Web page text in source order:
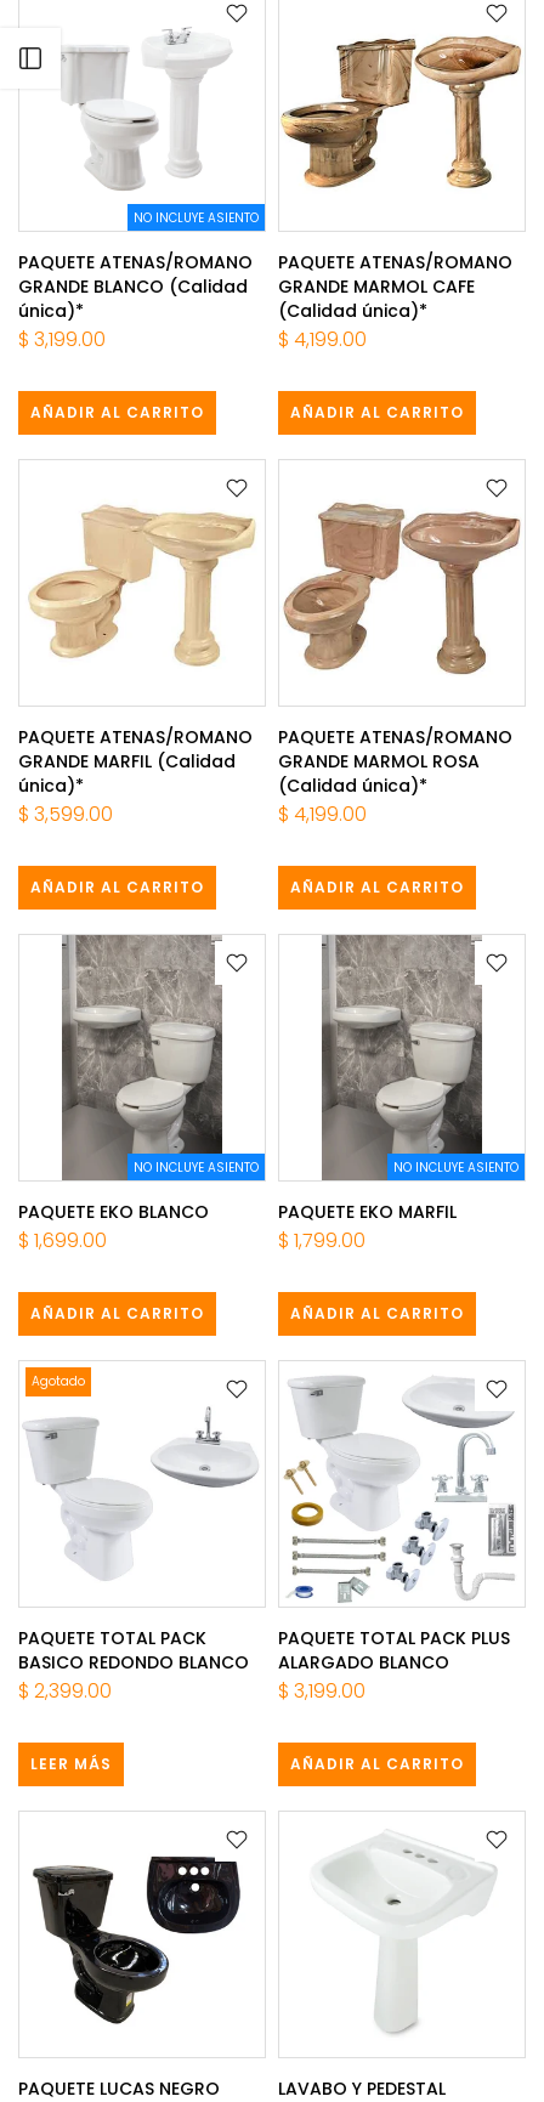
Abrir barra lateral
NO INCLUYE ASIENTO
PAQUETE ATENAS/ROMANO
GRANDE BLANCO (Calidad
única)*
$ 3,199.00
AÑADIR AL CARRITO
PAQUETE ATENAS/ROMANO
GRANDE MARMOL CAFE
(Calidad única)*
$ 4,199.00
AÑADIR AL CARRITO
PAQUETE ATENAS/ROMANO
GRANDE MARFIL (Calidad
única)*
$ 3,599.00
AÑADIR AL CARRITO
PAQUETE ATENAS/ROMANO
GRANDE MARMOL ROSA
(Calidad única)*
$ 4,199.00
AÑADIR AL CARRITO
NO INCLUYE ASIENTO
PAQUETE EKO BLANCO
$ 1,699.00
AÑADIR AL CARRITO
NO INCLUYE ASIENTO
PAQUETE EKO MARFIL
$ 1,799.00
AÑADIR AL CARRITO
Agotado
PAQUETE TOTAL PACK
BASICO REDONDO BLANCO
$ 2,399.00
LEER MÁS
PAQUETE TOTAL PACK PLUS
ALARGADO BLANCO
$ 3,199.00
AÑADIR AL CARRITO
PAQUETE LUCAS NEGRO
LAVABO Y PEDESTAL